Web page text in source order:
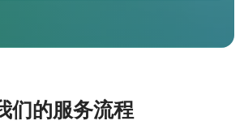
们的服务流程